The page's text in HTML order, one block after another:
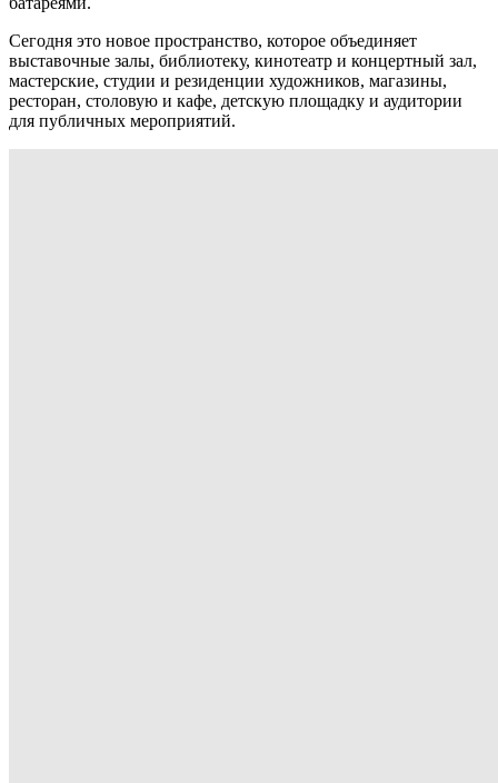
Сегодня это новое пространство, которое объединяет
выставочные залы, библиотеку, кинотеатр и концертный зал,
мастерские, студии и резиденции художников, магазины,
ресторан, столовую и кафе, детскую площадку и аудитории
для публичных мероприятий.